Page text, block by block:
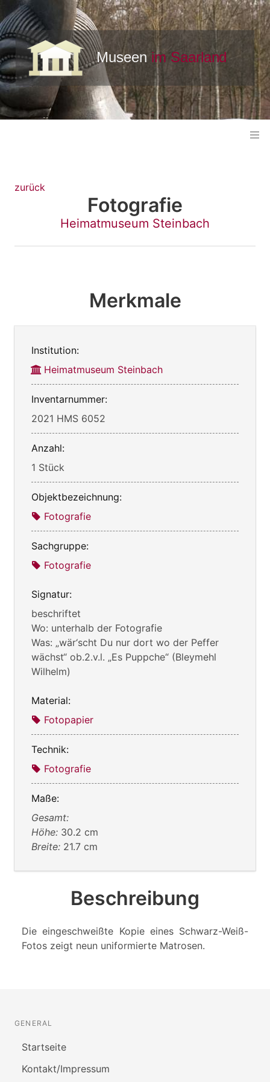
zurück
Fotografie
Heimatmuseum Steinbach
Merkmale
Institution:
Heimatmuseum Steinbach
Inventarnummer:
2021 HMS 6052
Anzahl:
1 Stück
Objektbezeichnung:
Fotografie
Sachgruppe:
Fotografie
Signatur:
beschriftet
Wo: unterhalb der Fotografie
Was: „wär‘scht Du nur dort wo der Peffer
wächst“ ob.2.v.l. „Es Puppche“ (Bleymehl
Wilhelm)
Material:
Fotopapier
Technik:
Fotografie
Maße:
Gesamt:
Höhe: 30.2 cm
Breite: 21.7 cm
Beschreibung
Die eingeschweißte Kopie eines Schwarz-Weiß-
Fotos zeigt neun uniformierte Matrosen.
GENERAL
Startseite
Kontakt/Impressum